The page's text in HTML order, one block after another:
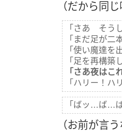
（だから同
「さあ そう
「まだ足が
「使い魔達を
「足を再構築
「さあ夜はこ
「ハリー！ハ
「ばッ…ば…
（お前が言